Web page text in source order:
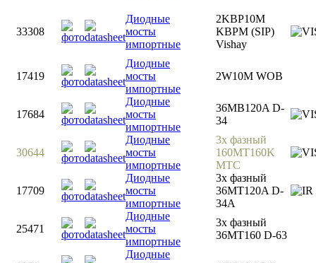
33308
Диодные
мосты
импортные
2KBP10M
KBPM (SIP)
Vishay
17419
Диодные
мосты
импортные
2W10M WOB
17684
Диодные
мосты
импортные
36MB120A D-
34
30644
Диодные
мосты
импортные
3х фазный
160MT160K
MTC
17709
Диодные
мосты
импортные
3х фазный
36MT120A D-
34A
25471
Диодные
мосты
импортные
3х фазный
36MT160 D-63
Диодные